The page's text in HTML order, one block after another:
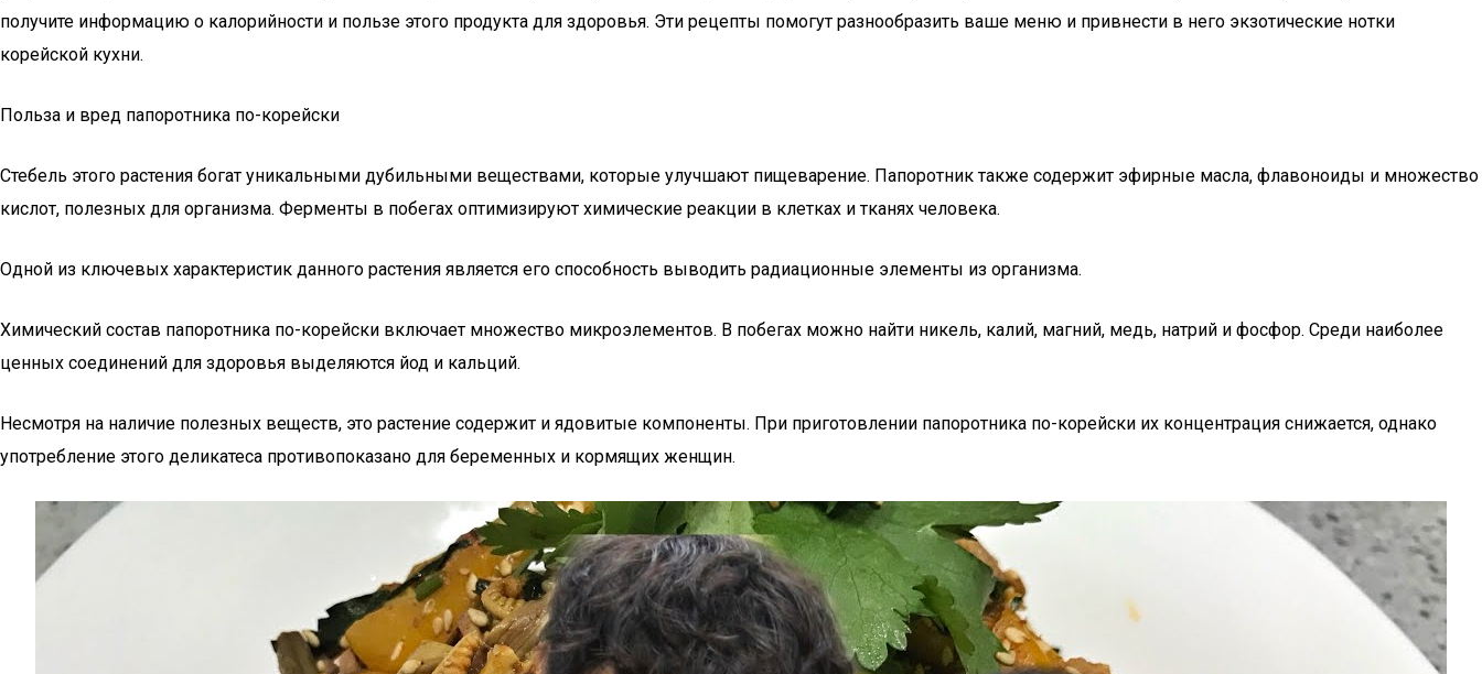
получите информацию о калорийности и пользе этого продукта для здоровья. Эти рецепты помогут разнообразить ваше меню и привнести в него экзотические нотки
корейской кухни.
Польза и вред папоротника по-корейски
Стебель этого растения богат уникальными дубильными веществами, которые улучшают пищеварение. Папоротник также содержит эфирные масла, флавоноиды и множество
кислот, полезных для организма. Ферменты в побегах оптимизируют химические реакции в клетках и тканях человека.
Одной из ключевых характеристик данного растения является его способность выводить радиационные элементы из организма.
Химический состав папоротника по-корейски включает множество микроэлементов. В побегах можно найти никель, калий, магний, медь, натрий и фосфор. Среди наиболее
ценных соединений для здоровья выделяются йод и кальций.
Несмотря на наличие полезных веществ, это растение содержит и ядовитые компоненты. При приготовлении папоротника по-корейски их концентрация снижается, однако
употребление этого деликатеса противопоказано для беременных и кормящих женщин.